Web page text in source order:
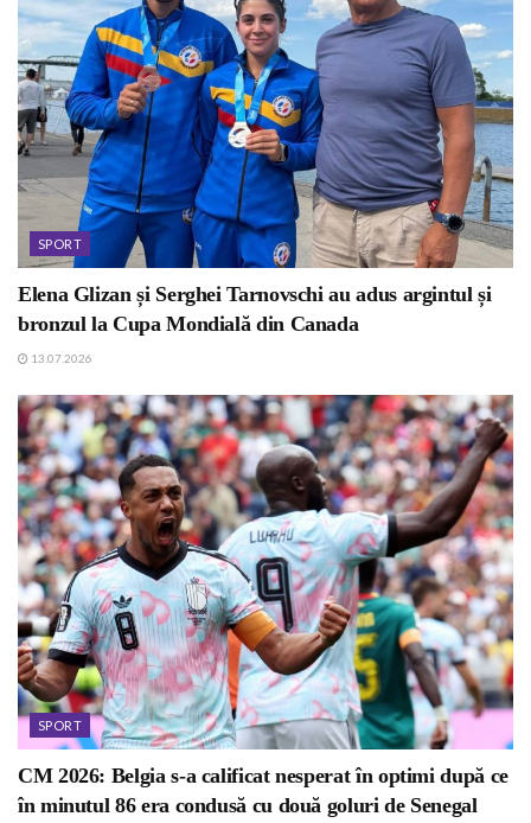
SPORT
Elena Glizan și Serghei Tarnovschi au adus argintul și
bronzul la Cupa Mondială din Canada
13.07.2026
SPORT
CM 2026: Belgia s-a calificat nesperat în optimi după ce
în minutul 86 era condusă cu două goluri de Senegal